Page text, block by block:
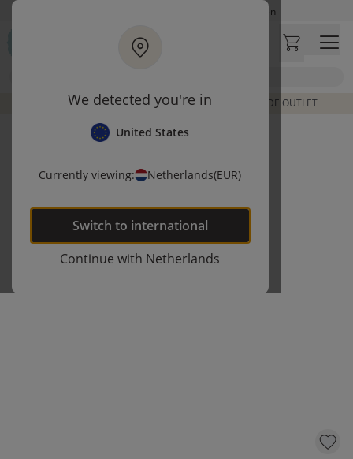
We detected you're in
United States
Currently viewing: Netherlands(EUR)
Switch to international
Continue with Netherlands
Ga naar hoofdinhoudOp werkdagen besteld, zelfde dag verzonden
Let op: vertraging bij PostNL. Levering duurt mogelijk langer
Bezoek onze concept store
DE LAATSTE ITEMS UIT VORIGE COLLECTIES | SHOP DE OUTLET